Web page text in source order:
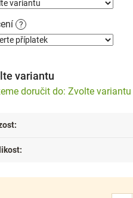
?
variantu
Zvolte variantu
:
: